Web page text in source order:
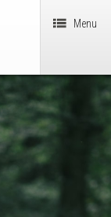
Menu